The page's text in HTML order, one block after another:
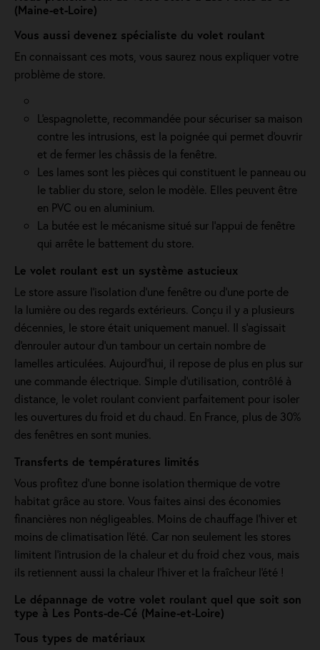
(Maine-et-Loire)
Vous aussi devenez spécialiste du volet roulant
En connaissant ces mots, vous saurez nous expliquer votre
problème de store.
L'espagnolette, recommandée pour sécuriser sa maison
contre les intrusions, est la poignée qui permet d'ouvrir
et de fermer les châssis de la fenêtre.
Les lames sont les pièces qui constituent le panneau ou
le tablier du store, selon le modèle. Elles peuvent être
en PVC ou en aluminium.
La butée est le mécanisme situé sur l’appui de fenêtre
qui arrête le battement du store.
Le volet roulant est un système astucieux
Le store assure l'isolation d'une fenêtre ou d'une porte de
la lumière ou des regards extérieurs. Conçu il y a plusieurs
décennies, le store était uniquement manuel. Il s'agissait
d'enrouler autour d'un tambour un certain nombre de
lamelles articulées. Aujourd'hui, il repose de plus en plus sur
une commande électrique. Simple d'utilisation, contrôlé à
distance, le volet roulant convient parfaitement pour isoler
les ouvertures du froid et du chaud. En France, plus de 30%
des fenêtres en sont munies.
Transferts de températures limités
Vous profitez d'une bonne isolation thermique de votre
habitat grâce au store. Vous faites ainsi des économies
financières non négligeables. Moins de chauffage l'hiver et
moins de climatisation l'été. Car non seulement les stores
limitent l'intrusion de la chaleur et du froid chez vous, mais
ils retiennent aussi la chaleur l'hiver et la fraîcheur l'été !
Le dépannage de votre volet roulant quel que soit son
type à Les Ponts-de-Cé (Maine-et-Loire)
Tous types de matériaux